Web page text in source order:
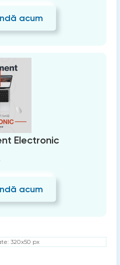
acum
Electronic
acum
320x50 px